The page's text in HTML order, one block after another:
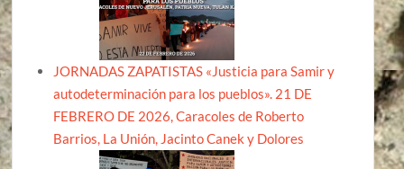
JORNADAS ZAPATISTAS «Justicia para Samir y
autodeterminación para los pueblos». 21 DE
FEBRERO DE 2026, Caracoles de Roberto
Barrios, La Unión, Jacinto Canek y Dolores